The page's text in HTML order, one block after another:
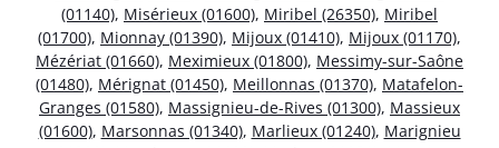
(01140), Misérieux (01600), Miribel (26350), Miribel
(01700), Mionnay (01390), Mijoux (01410), Mijoux (01170),
Mézériat (01660), Meximieux (01800), Messimy-sur-Saône
(01480), Mérignat (01450), Meillonnas (01370), Matafelon-
Granges (01580), Massignieu-de-Rives (01300), Massieux
(01600), Marsonnas (01340), Marlieux (01240), Marignieu